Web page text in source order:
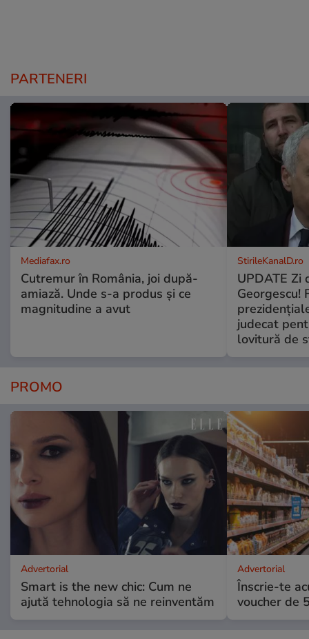
PARTENERI
Mediafax.ro
Cutremur în România, joi după-
amiază. Unde s-a produs și ce
magnitudine a avut
StirileKanalD.ro
UPDATE Zi
Georgescu!
judecat
lovitură de
PROMO
Advertorial
Smart is the new chic: Cum ne
ajută tehnologia să ne reinventăm
Advertorial
Înscrie-te
voucher de